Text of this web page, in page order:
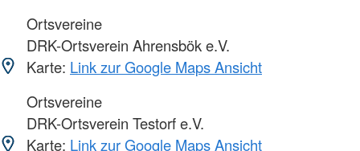
Ortsvereine
DRK-Ortsverein Ahrensbök e.V.
Karte: Link zur Google Maps Ansicht
Ortsvereine
DRK-Ortsverein Testorf e.V.
Karte: Link zur Google Maps Ansicht